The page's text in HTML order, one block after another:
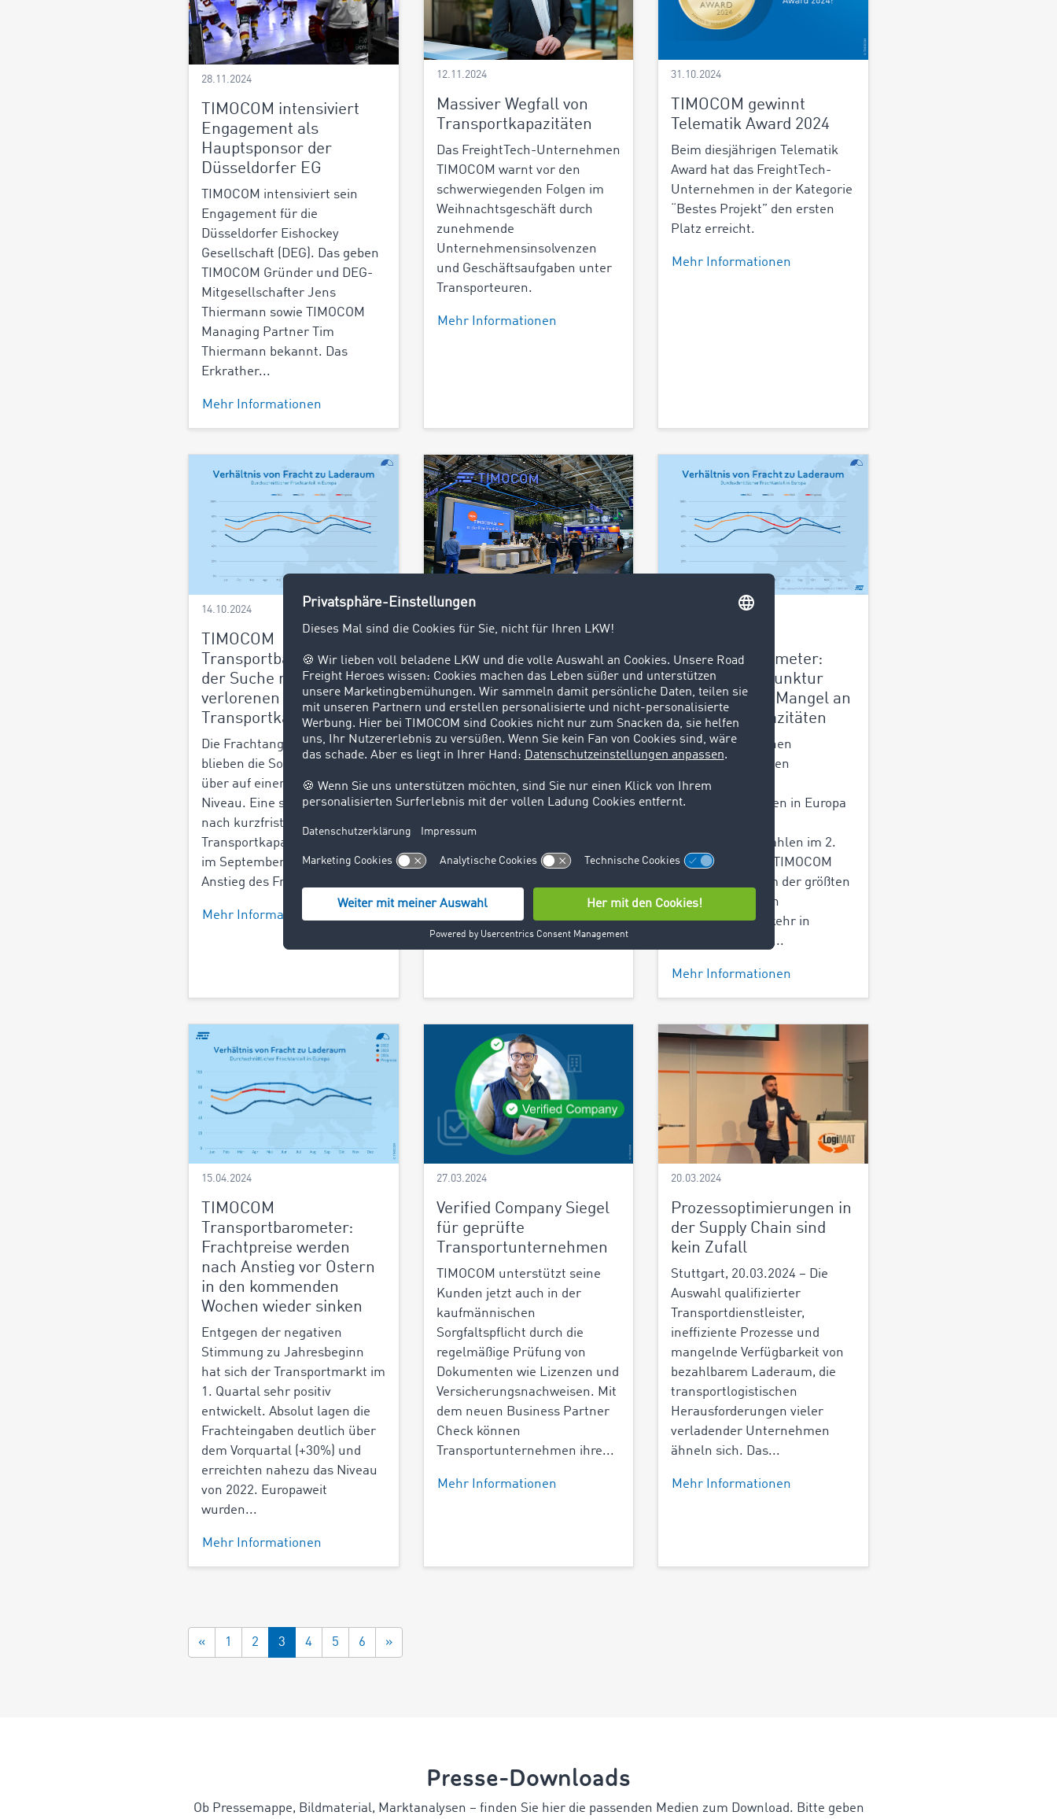
28.11.2024
TIMOCOM intensiviert
Engagement als
Hauptsponsor der
Düsseldorfer EG
TIMOCOM intensiviert sein
Engagement für die
Düsseldorfer Eishockey
Gesellschaft (DEG). Das geben
TIMOCOM Gründer und DEG-
Mitgesellschafter Jens
Thiermann sowie TIMOCOM
Managing Partner Tim
Thiermann bekannt. Das
Erkrather...
Mehr Informationen
12.11.2024
Massiver Wegfall von
Transportkapazitäten
Das FreightTech-Unternehmen
TIMOCOM warnt vor den
schwerwiegenden Folgen im
Weihnachtsgeschäft durch
zunehmende
Unternehmensinsolvenzen
und Geschäftsaufgaben unter
Transporteuren.
Mehr Informationen
31.10.2024
TIMOCOM gewinnt
Telematik Award 2024
Beim diesjährigen Telematik
Award hat das FreightTech-
Unternehmen in der Kategorie
“Bestes Projekt” den ersten
Platz erreicht.
Mehr Informationen
14.10.2024
TIMOCOM
Transportbarometer: Auf
der Suche nach den
verlorenen
Transportkapazitäten
Die Frachtangebotszahlen
blieben die Sommermonate
über auf einem stabilen
Niveau. Eine starke Nachfrage
nach kurzfristigen
Transportkapazitäten führte
im September zu einem steilen
Anstieg des Frachtanteils.
Mehr Informationen
25.09.2024
Von der Planung bis zur
Ausführung: Optimierte
Transportprozesse auf
Knopfdruck?
Mit dem Road Freight
Marketplace liefert TIMOCOM
innovative Lösungen für die
Herausforderungen in der
Transportbranche und
Straßengüterverkehrs – auch
Mehr Informationen
Transportbarometer:
Wenn die Konjunktur
anzieht, droht Mangel an
Transportkapazitäten
Trotz der schwachen
Konjunktur und den
wirtschaftlichen
Herausforderungen in Europa
Frachtangebotszahlen im 2.
Quartal 2024. Im TIMOCOM
Marktplatz, einem der größten
Netzwerke für den
Straßengüterverkehr in
Europa, lagen die...
Mehr Informationen
15.04.2024
TIMOCOM
Transportbarometer:
Frachtpreise werden
nach Anstieg vor Ostern
in den kommenden
Wochen wieder sinken
Entgegen der negativen
Stimmung zu Jahresbeginn
hat sich der Transportmarkt im
1. Quartal sehr positiv
entwickelt. Absolut lagen die
Frachteingaben deutlich über
dem Vorquartal (+30%) und
erreichten nahezu das Niveau
von 2022. Europaweit
wurden...
Mehr Informationen
27.03.2024
Verified Company Siegel
für geprüfte
Transportunternehmen
TIMOCOM unterstützt seine
Kunden jetzt auch in der
kaufmännischen
Sorgfaltspflicht durch die
regelmäßige Prüfung von
Dokumenten wie Lizenzen und
Versicherungsnachweisen. Mit
dem neuen Business Partner
Check können
Transportunternehmen ihre...
Mehr Informationen
20.03.2024
Prozessoptimierungen in
der Supply Chain sind
kein Zufall
Stuttgart, 20.03.2024 – Die
Auswahl qualifizierter
Transportdienstleister,
ineffiziente Prozesse und
mangelnde Verfügbarkeit von
bezahlbarem Laderaum, die
transportlogistischen
Herausforderungen vieler
verladender Unternehmen
ähneln sich. Das...
Mehr Informationen
« 1 2 3 4 5 6 »
Presse-Downloads
Ob Pressemappe, Bildmaterial, Marktanalysen – finden Sie hier die passenden Medien zum Download. Bitte geben